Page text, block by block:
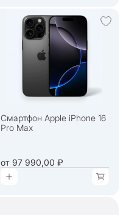
Смартфон Apple iPhone 16
Pro Max
от97 990,00 ₽